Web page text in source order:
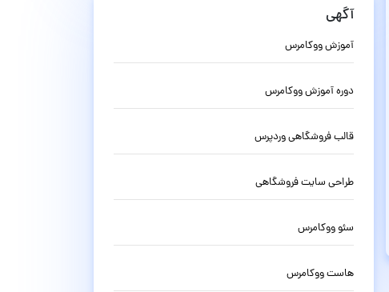
آگهی
آموزش ووکامرس
دوره آموزش ووکامرس
قالب فروشگاهی وردپرس
طراحی سایت فروشگاهی
سئو ووکامرس
هاست ووکامرس